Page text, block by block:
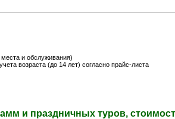
и обслуживания)
возраста (до 14 лет) согласно прайс-листа
и праздничных туров,